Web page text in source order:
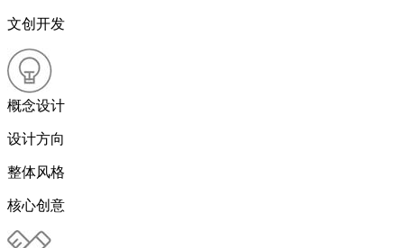
文创开发
概念设计
设计方向
整体风格
核心创意